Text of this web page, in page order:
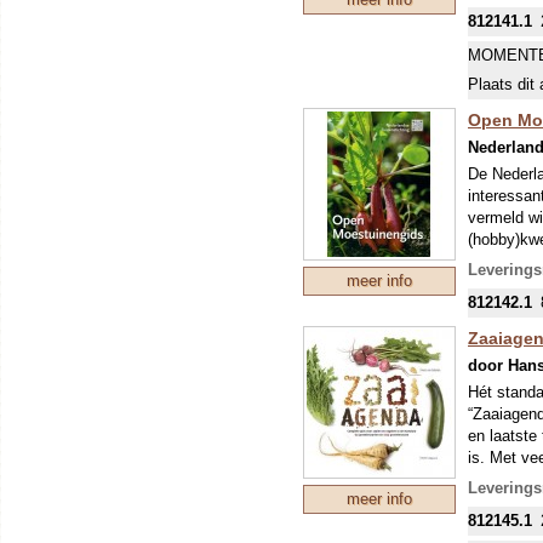
NTS mee,
en tuinen.
812141.1
Plaats dit
meer info
Open
De
vermeld
Je steunt
bezoek
812142.1
meer info
door
Hét
en laatste
is. Met
zaden,
90
812145.1